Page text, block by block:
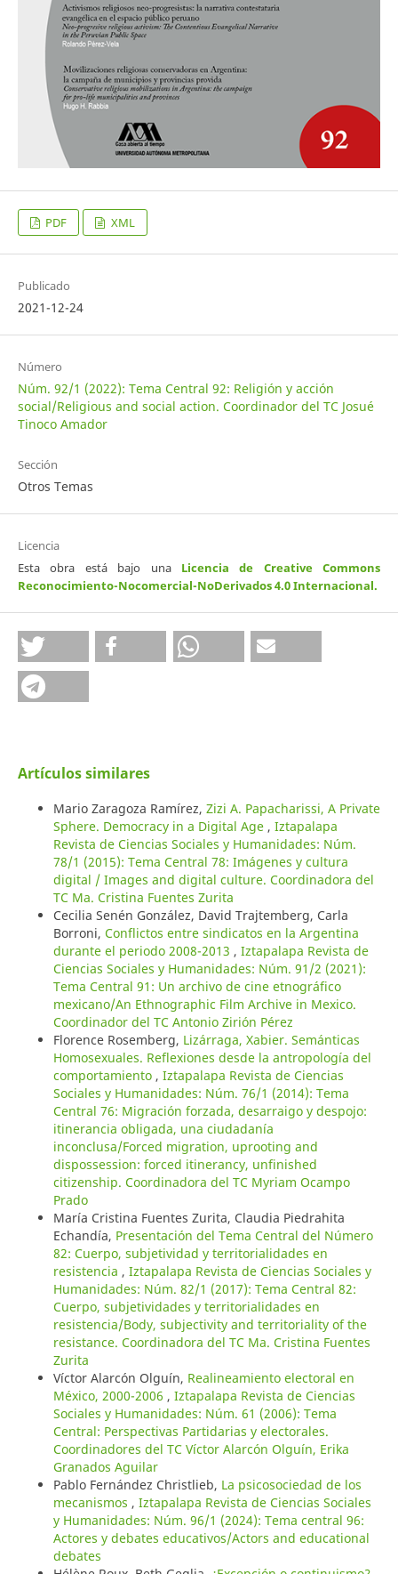
PDF XML
Publicado
2021-12-24
Número
Núm. 92/1 (2022): Tema Central 92: Religión y acción
social/Religious and social action. Coordinador del TC Josué
Tinoco Amador
Sección
Otros Temas
Licencia
Esta obra está bajo una Licencia de Creative Commons
Reconocimiento-Nocomercial-NoDerivados 4.0 Internacional.
Artículos similares
Mario Zaragoza Ramírez, Zizi A. Papacharissi, A Private
Sphere. Democracy in a Digital Age , Iztapalapa
Revista de Ciencias Sociales y Humanidades: Núm.
78/1 (2015): Tema Central 78: Imágenes y cultura
digital / Images and digital culture. Coordinadora del
TC Ma. Cristina Fuentes Zurita
Cecilia Senén González, David Trajtemberg, Carla
Borroni, Conflictos entre sindicatos en la Argentina
durante el periodo 2008-2013 , Iztapalapa Revista de
Ciencias Sociales y Humanidades: Núm. 91/2 (2021):
Tema Central 91: Un archivo de cine etnográfico
mexicano/An Ethnographic Film Archive in Mexico.
Coordinador del TC Antonio Zirión Pérez
Florence Rosemberg, Lizárraga, Xabier. Semánticas
Homosexuales. Reflexiones desde la antropología del
comportamiento , Iztapalapa Revista de Ciencias
Sociales y Humanidades: Núm. 76/1 (2014): Tema
Central 76: Migración forzada, desarraigo y despojo:
itinerancia obligada, una ciudadanía
inconclusa/Forced migration, uprooting and
dispossession: forced itinerancy, unfinished
citizenship. Coordinadora del TC Myriam Ocampo
Prado
María Cristina Fuentes Zurita, Claudia Piedrahita
Echandía, Presentación del Tema Central del Número
82: Cuerpo, subjetividad y territorialidades en
resistencia , Iztapalapa Revista de Ciencias Sociales y
Humanidades: Núm. 82/1 (2017): Tema Central 82:
Cuerpo, subjetividades y territorialidades en
resistencia/Body, subjectivity and territoriality of the
resistance. Coordinadora del TC Ma. Cristina Fuentes
Zurita
Víctor Alarcón Olguín, Realineamiento electoral en
México, 2000-2006 , Iztapalapa Revista de Ciencias
Sociales y Humanidades: Núm. 61 (2006): Tema
Central: Perspectivas Partidarias y electorales.
Coordinadores del TC Víctor Alarcón Olguín, Erika
Granados Aguilar
Pablo Fernández Christlieb, La psicosociedad de los
mecanismos , Iztapalapa Revista de Ciencias Sociales
y Humanidades: Núm. 96/1 (2024): Tema central 96:
Actores y debates educativos/Actors and educational
debates